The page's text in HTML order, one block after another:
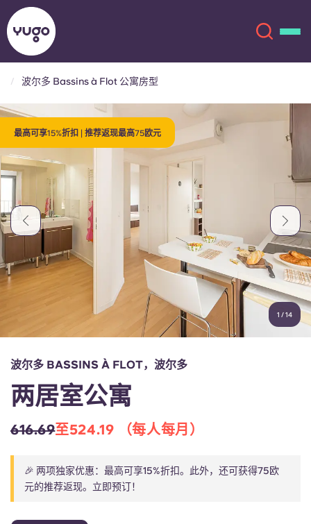
地点
更多
语言
English (GB)
English (US)
Chinese
Español
Català
选择一个国家
立即预订
English (GB)
English (US)
Chinese Español
Català Deutsch
Italian French
Portuguese
波尔多 Bassins à Flot 公寓房型
最高可享15%折扣 | 推荐返现最高75欧元
1 /14
波尔多 BASSINS À FLOT，波尔多
两居室公寓
616.69至524.19 （每人每月）
🎉 两项独家优惠：最高可享15%折扣。此外，还可获得75欧
元的推荐返现。立即预订！